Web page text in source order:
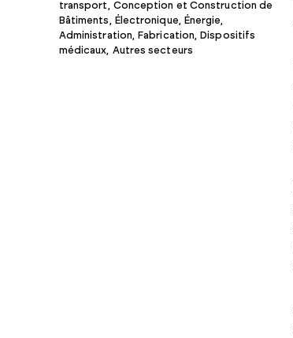
transport
Conception et Construction de
Bâtiments
Électronique Énergie
Administration
Fabrication
Dispositifs
médicaux
Autres secteurs